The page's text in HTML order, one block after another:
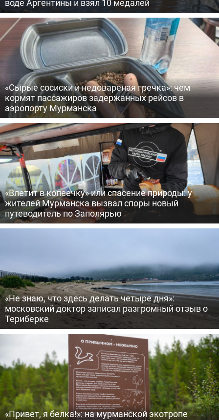
воде Аргентины и взял 10 медалей
«Сырые сосиски и недовареная гречка»: чем
кормят пассажиров задержанных рейсов в
аэропорту Мурманска
«Влетит в копеечку» или спасение природы: у
жителей Мурманска вызвал споры новый
путеводитель по Заполярью
«Не знаю, что здесь делать четыре дня»:
московский доктор записал разгромный отзыв о
Териберке
«Привет, я белка!»: на мурманской экотропе